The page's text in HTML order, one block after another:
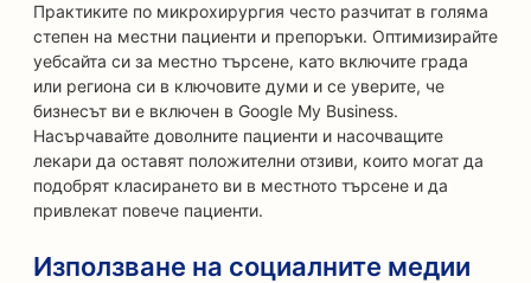
Практиките по микрохирургия често разчитат в голяма
степен на местни пациенти и препоръки. Оптимизирайте
уебсайта си за местно търсене, като включите града
или региона си в ключовите думи и се уверите, че
бизнесът ви е включен в Google My Business.
Насърчавайте доволните пациенти и насочващите
лекари да оставят положителни отзиви, които могат да
подобрят класирането ви в местното търсене и да
привлекат повече пациенти.
Използване на социалните медии